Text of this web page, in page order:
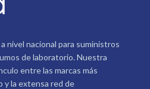
nivel nacional para suministros
de laboratorio. Nuestra
entre las marcas más
y la extensa red de